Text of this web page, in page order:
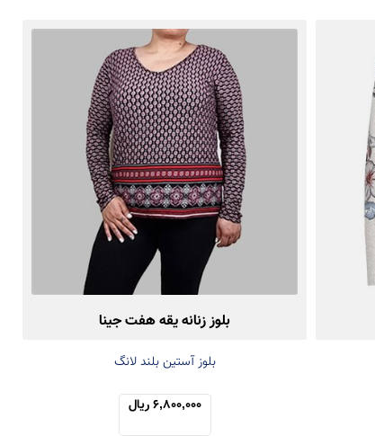
بلوز زنانه یقه هفت جینا
بلوز آستین بلند لانگ
6,800,000 ریال